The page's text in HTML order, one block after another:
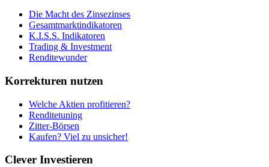
Die Macht des Zinsezinses
Gesamtmarktindikatoren
K.I.S.S. Indikatoren
Trading & Investment
Renditewunder
Korrekturen nutzen
Welche Aktien profitieren?
Renditetuning
Zitter-Börsen
Kaufen? Viel zu unsicher!
Clever Investieren